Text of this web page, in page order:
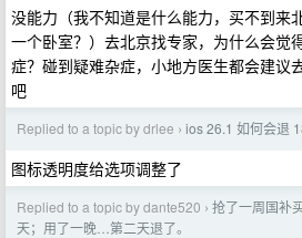
没能力（我不知道是什么能力，买不到来
一个卧室？）去北京找专家，为什么会觉
症？碰到疑难杂症，小地方医生都会建议
吧
Replied to a topic by drlee › ios 26.1 如何会退
图标透明度给选项调整了
Replied to a topic by dante520 › 抢了一周国补
天；用了一晚…第二天退了。